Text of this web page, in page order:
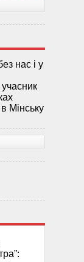
нас і у
Мінську